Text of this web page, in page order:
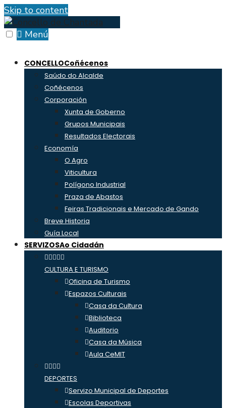
Skip to content
Menú
CONCELLOCoñécenos
Saúdo do Alcalde
Coñécenos
Corporación
Xunta de Goberno
Grupos Municipais
Resultados Electorais
Economía
O Agro
Viticultura
Polígono Industrial
Praza de Abastos
Feiras Tradicionais e Mercado de Gando
Breve Historia
Guía Local
SERVIZOSAo Cidadán
CULTURA E TURISMO
Oficina de Turismo
Espazos Culturais
Casa da Cultura
Biblioteca
Auditorio
Casa da Música
Aula CeMIT
DEPORTES
Servizo Municipal de Deportes
Escolas Deportivas